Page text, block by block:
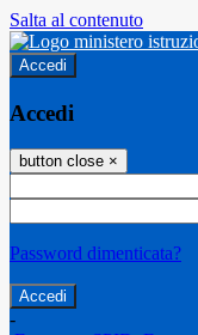
Salta al contenuto
Accedi
Accedi
button close ×
Password dimenticata?
-